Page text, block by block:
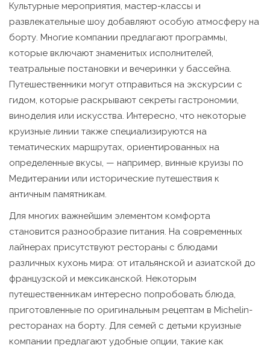
Культурные мероприятия, мастер-классы и
развлекательные шоу добавляют особую атмосферу на
борту. Многие компании предлагают программы,
которые включают знаменитых исполнителей,
театральные постановки и вечеринки у бассейна.
Путешественники могут отправиться на экскурсии с
гидом, которые раскрывают секреты гастрономии,
виноделия или искусства. Интересно, что некоторые
круизные линии также специализируются на
тематических маршрутах, ориентированных на
определенные вкусы, — например, винные круизы по
Медитерании или исторические путешествия к
античным памятникам.
Для многих важнейшим элементом комфорта
становится разнообразие питания. На современных
лайнерах присутствуют рестораны с блюдами
различных кухонь мира: от итальянской и азиатской до
французской и мексиканской. Некоторым
путешественникам интересно попробовать блюда,
приготовленные по оригинальным рецептам в Michelin-
ресторанах на борту. Для семей с детьми круизные
компании предлагают удобные опции, такие как